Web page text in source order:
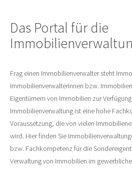
Das Portal für die
Frag einen Immobilienverwalter steht
Immobilienverwalterinnen bzw.
Eigentümern von Immobilien zur
Immobilienverwaltung ist eine hohe
Voraussetzung, die von vielen
wird. Hier finden Sie
bzw. Fachkompetenz für die
Verwaltung von Immobilien im